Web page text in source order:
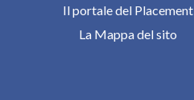
Il portale del Placement
La Mappa del sito